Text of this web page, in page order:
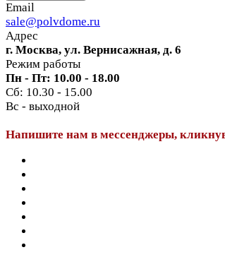
Email
sale@polvdome.ru
Адрес
г. Москва, ул. Вернисажная, д. 6
Режим работы
Пн - Пт: 10.00 - 18.00
Сб: 10.30 - 15.00
Вс - выходной
Напишите нам в мессенджеры,